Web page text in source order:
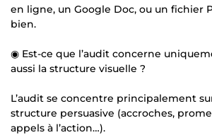
en ligne, un Google Doc, ou un fichier
bien.
◉ Est-ce que l’audit concerne
aussi la structure visuelle ?
L’audit se concentre principalement
structure persuasive (accroches,
appels à l’action…).